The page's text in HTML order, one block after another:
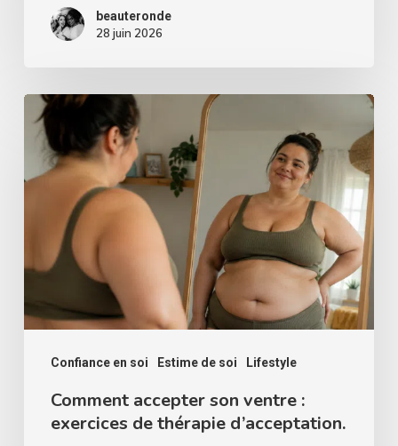
beauteronde
28 juin 2026
Confiance en soi Estime de soi Lifestyle
Comment
accepter
son
exercices
thérapie
d’acceptation.
Comment accepter son ventre :
exercices de thérapie d’acceptation.